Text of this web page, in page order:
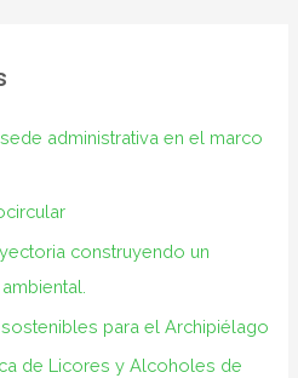
administrativa en el marco
construyendo un
para el Archipiélago
de Licores y Alcoholes de